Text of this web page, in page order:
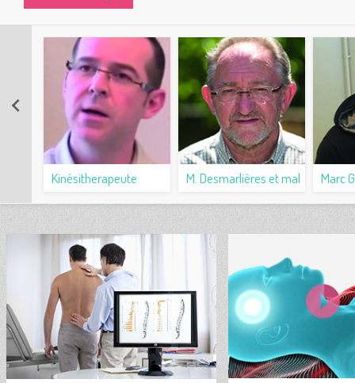
keyboard_arrow_left
Kinésitherapeute
Jérôme Duchatelet
M. Desmarlières et mal
de dos
Marc